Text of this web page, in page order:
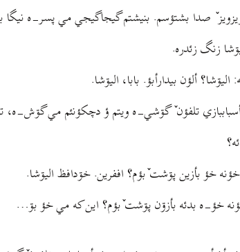
صدا بشتؤسم. بنیشتم گیجاگیجي مي پسر-ه نیگا
زنگ زئدره.
ألؤن بیدارأبؤ. بابا، الیۊشا.
تلفؤن ٚ گۊشي-ه ویتم ؤ دچکؤنئم مي گۊش-ه،
خؤ بأزین پۊشت ٚبؤم؟ اففرین. خۊدافظ الیۊشا.
خؤ-ه بدئه بأزۊن پۊشت ٚبؤم؟ این که مي خؤ بۊ…